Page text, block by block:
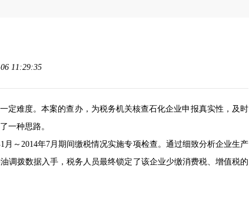
11:29:35
定难度。本案的查办，为税务机关核查石化企业申报真实性，及时
一种思路。
～2014年7月期间缴税情况实施专项检查。通过细致分析企业生产
调拨数据入手，税务人员最终锁定了该企业少缴消费税、增值税的